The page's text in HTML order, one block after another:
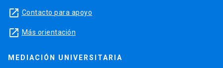
launch Contacto para apoyo
launch Más orientación
MEDIACIÓN UNIVERSITARIA